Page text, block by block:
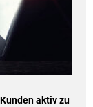
aktiv zu